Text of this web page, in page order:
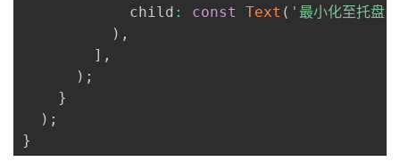
            child
: const Text ( '最小化至托盘'
) ,
] ,
) ;
}
) ;
}